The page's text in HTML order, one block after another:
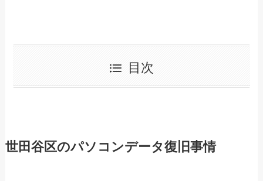
目次
世田谷区のパソコンデータ復旧事情